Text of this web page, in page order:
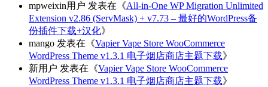
mpweixin用户 发表在《All-in-One WP Migration Unlimited
Extension v2.86 (ServMask) + v7.73 – 最好的WordPress备
份插件下载+汉化》
mango 发表在《Vapier Vape Store WooCommerce
WordPress Theme v1.3.1 电子烟店商店主题下载》
新用户 发表在《Vapier Vape Store WooCommerce
WordPress Theme v1.3.1 电子烟店商店主题下载》